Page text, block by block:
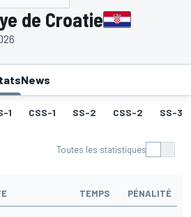
de Croatie
News
1 CSS-1 SS-2 CSS-2 SS-3
Toutes les statistiques
TEMPS PÉNALITÉ